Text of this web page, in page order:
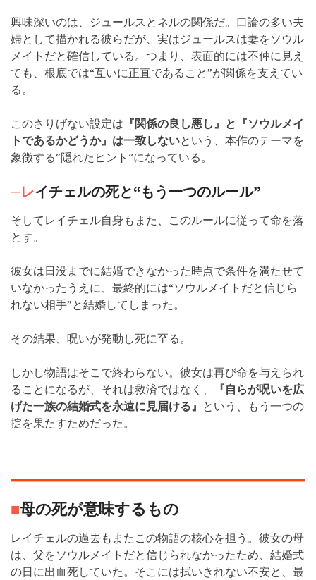
興味深いのは、ジュールスとネルの関係だ。口論の多い夫
婦として描かれる彼らだが、実はジュールスは妻をソウル
メイトだと確信している。つまり、表面的には不仲に見え
ても、根底では“互いに正直であること”が関係を支えてい
る。
このさりげない設定は 『関係の良し悪し』と『ソウルメイ
トであるかどうか』は一致しないという、本作のテーマを
象徴する“隠れたヒント”になっている。
─レイチェルの死と“もう一つのルール”
そしてレイチェル自身もまた、このルールに従って命を落
とす。
彼女は日没までに結婚できなかった時点で条件を満たせて
いなかったうえに、最終的には“ソウルメイトだと信じら
れない相手”と結婚してしまった。
その結果、呪いが発動し死に至る。
しかし物語はそこで終わらない。彼女は再び命を与えられ
ることになるが、それは救済ではなく、
『自らが呪いを広
げた一族の結婚式を永遠に見届ける』 という、もう一つの
掟を果たすためだった。
■母の死が意味するもの
レイチェルの過去もまたこの物語の核心を担う。彼女の母
は、父をソウルメイトだと信じられなかったため、結婚式
の日に出血死していた。そこには拭いきれない不安と、最